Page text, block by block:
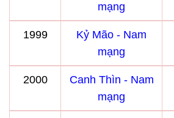
mạng
1999
Kỷ Mão - Nam
mạng
2000
Canh Thìn - Nam
mạng